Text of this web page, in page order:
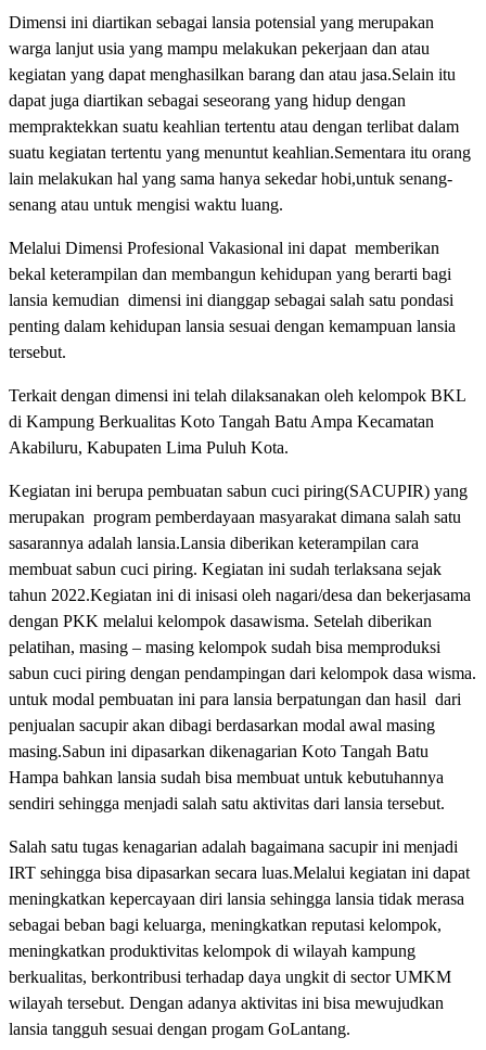
Dimensi ini diartikan sebagai lansia potensial yang merupakan
warga lanjut usia yang mampu melakukan pekerjaan dan atau
kegiatan yang dapat menghasilkan barang dan atau jasa.Selain itu
dapat juga diartikan sebagai seseorang yang hidup dengan
mempraktekkan suatu keahlian tertentu atau dengan terlibat dalam
suatu kegiatan tertentu yang menuntut keahlian.Sementara itu orang
lain melakukan hal yang sama hanya sekedar hobi,untuk senang-
senang atau untuk mengisi waktu luang.
Melalui Dimensi Profesional Vakasional ini dapat memberikan
bekal keterampilan dan membangun kehidupan yang berarti bagi
lansia kemudian dimensi ini dianggap sebagai salah satu pondasi
penting dalam kehidupan lansia sesuai dengan kemampuan lansia
tersebut.
Terkait dengan dimensi ini telah dilaksanakan oleh kelompok BKL
di Kampung Berkualitas Koto Tangah Batu Ampa Kecamatan
Akabiluru, Kabupaten Lima Puluh Kota.
Kegiatan ini berupa pembuatan sabun cuci piring(SACUPIR) yang
merupakan program pemberdayaan masyarakat dimana salah satu
sasarannya adalah lansia.Lansia diberikan keterampilan cara
membuat sabun cuci piring. Kegiatan ini sudah terlaksana sejak
tahun 2022.Kegiatan ini di inisasi oleh nagari/desa dan bekerjasama
dengan PKK melalui kelompok dasawisma. Setelah diberikan
pelatihan, masing – masing kelompok sudah bisa memproduksi
sabun cuci piring dengan pendampingan dari kelompok dasa wisma.
untuk modal pembuatan ini para lansia berpatungan dan hasil dari
penjualan sacupir akan dibagi berdasarkan modal awal masing
masing.Sabun ini dipasarkan dikenagarian Koto Tangah Batu
Hampa bahkan lansia sudah bisa membuat untuk kebutuhannya
sendiri sehingga menjadi salah satu aktivitas dari lansia tersebut.
Salah satu tugas kenagarian adalah bagaimana sacupir ini menjadi
IRT sehingga bisa dipasarkan secara luas.Melalui kegiatan ini dapat
meningkatkan kepercayaan diri lansia sehingga lansia tidak merasa
sebagai beban bagi keluarga, meningkatkan reputasi kelompok,
meningkatkan produktivitas kelompok di wilayah kampung
berkualitas, berkontribusi terhadap daya ungkit di sector UMKM
wilayah tersebut. Dengan adanya aktivitas ini bisa mewujudkan
lansia tangguh sesuai dengan progam GoLantang.